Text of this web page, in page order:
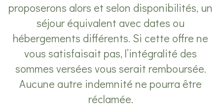
proposerons alors et selon disponibilités, un
séjour équivalent avec dates ou
hébergements différents. Si cette offre ne
vous satisfaisait pas, l’intégralité des
sommes versées vous serait remboursée.
Aucune autre indemnité ne pourra être
réclamée.